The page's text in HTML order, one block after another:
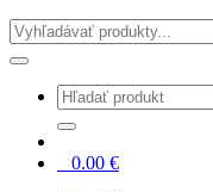
Hladať
0.00 €